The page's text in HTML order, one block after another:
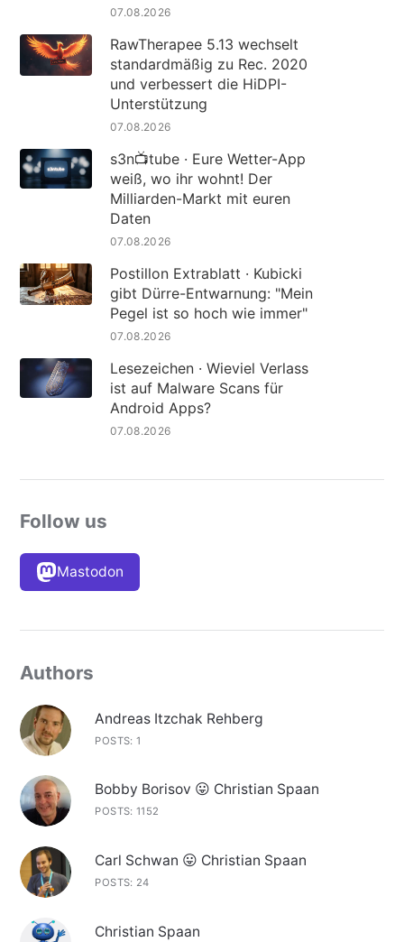
07.08.2026
RawTherapee 5.13 wechselt
standardmäßig zu Rec. 2020
und verbessert die HiDPI-
Unterstützung
07.08.2026
s3n📺tube · Eure Wetter-App
weiß, wo ihr wohnt! Der
Milliarden-Markt mit euren
Daten
07.08.2026
Postillon Extrablatt · Kubicki
gibt Dürre-Entwarnung: "Mein
Pegel ist so hoch wie immer"
07.08.2026
Lesezeichen · Wieviel Verlass
ist auf Malware Scans für
Android Apps?
07.08.2026
Follow us
Mastodon
Authors
Andreas Itzchak Rehberg
POSTS: 1
Bobby Borisov 😛 Christian Spaan
POSTS: 1152
Carl Schwan 😛 Christian Spaan
POSTS: 24
Christian Spaan